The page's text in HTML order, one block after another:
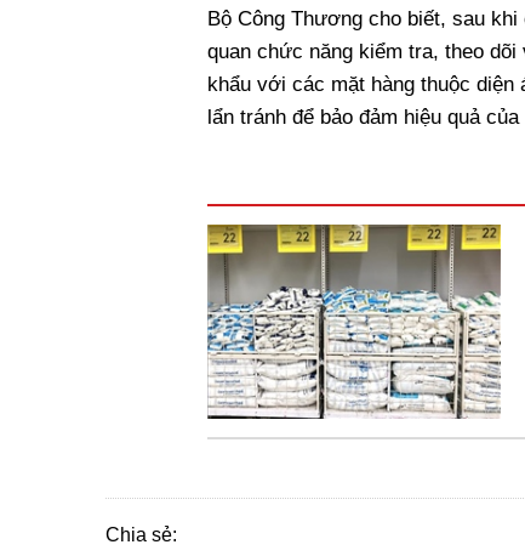
Bộ Công Thương cho biết, sau
quan chức năng kiểm tra, theo
khẩu với các mặt hàng thuộc diện
lẩn tránh để bảo đảm hiệu quả
Chia sẻ: